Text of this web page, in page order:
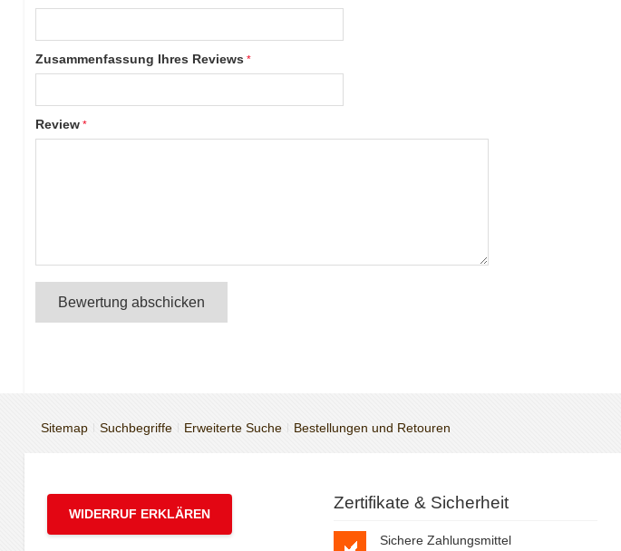
Zusammenfassung Ihres Reviews
Review
Bewertung abschicken
Sitemap Suchbegriffe Erweiterte Suche Bestellungen und Retouren
WIDERRUF ERKLÄREN
Zertifikate & Sicherheit
Sichere Zahlungsmittel